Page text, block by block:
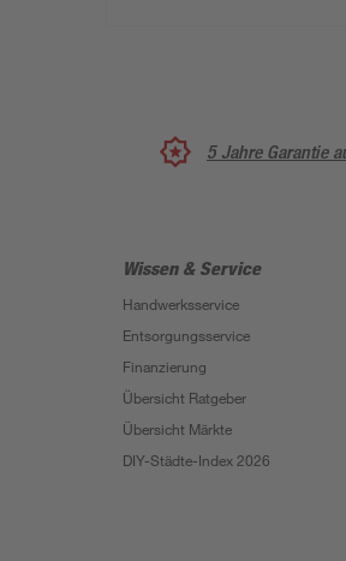
5 Jahre Garantie
Wissen & Service
Handwerksservice
Entsorgungsservice
Finanzierung
Übersicht Ratgeber
Übersicht Märkte
DIY-Städte-Index 2026